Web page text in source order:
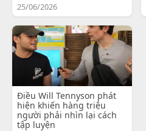
25/06/2026
Điều Will Tennyson phát
hiện khiến hàng triệu
người phải nhìn lại cách
tập luyện